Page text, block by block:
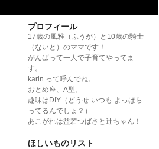
プロフィール
17歳の風雅（ふうが）と10歳の騎士
（ないと）のママです！
がんばって一人で子育てやってま
す。
karin って呼んでね。
おとめ座、A型。
趣味はDIY（どうせ いつも よっぱら
ってるんでしょ？）
あこがれは益若つばさと辻ちゃん！
ほしいものリスト